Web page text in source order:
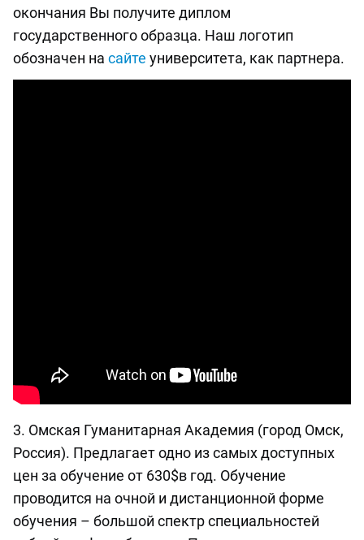
окончания Вы получите диплом
государственного образца. Наш логотип
обозначен на сайте университета, как партнера.
3. Омская Гуманитарная Академия (город Омск,
Россия). Предлагает одно из самых доступных
цен за обучение от 630$в год. Обучение
проводится на очной и дистанционной форме
обучения – большой спектр специальностей